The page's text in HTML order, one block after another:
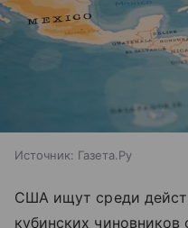
Источник: Газета.Ру
США ищут среди
кубинских